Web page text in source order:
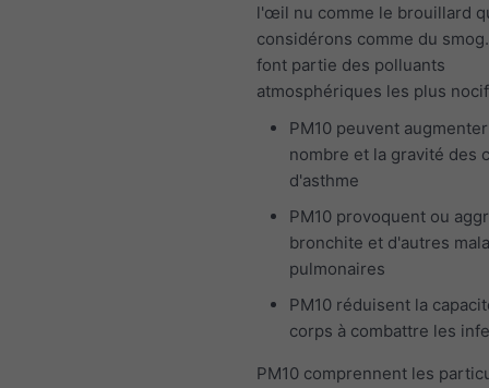
l'œil nu comme le brouillard
considérons comme du
font partie des polluants
atmosphériques les plus
PM10 peuvent
nombre et la gravité des
d'asthme
PM10 provoquent ou
bronchite et d'autres
pulmonaires
PM10 réduisent la
corps à combattre les
PM10 comprennent les